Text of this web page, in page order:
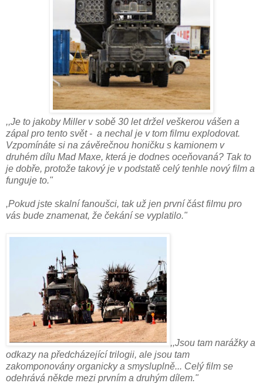
,,Je to jakoby Miller v sobě 30 let držel veškerou vášen a
zápal pro tento svět - a nechal je v tom filmu explodovat.
Vzpomínáte si na závěrečnou honičku s kamionem v
druhém dílu Mad Maxe, která je dodnes oceňovaná? Tak to
je dobře, protože takový je v podstatě celý tenhle nový film a
funguje to."
,Pokud jste skalní fanoušci, tak už jen první část filmu pro
vás bude znamenat, že čekání se vyplatilo."
,,Jsou tam narážky a
odkazy na předcházející trilogii, ale jsou tam
zakomponovány organicky a smysluplně... Celý film se
odehrává někde mezi prvním a druhým dílem."